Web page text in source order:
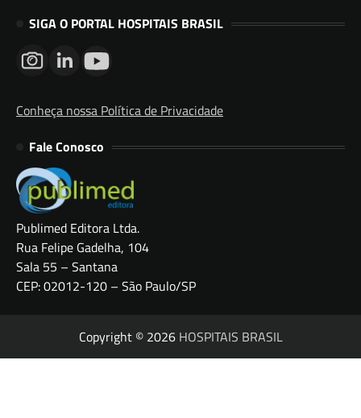
SIGA O PORTAL HOSPITAIS BRASIL
Conheça nossa Política de Privacidade
Fale Conosco
Publimed Editora Ltda.
Rua Felipe Gadelha, 104
Sala 55 – Santana
CEP: 02012-120 – São Paulo/SP
Copyright © 2026 HOSPITAIS BRASIL